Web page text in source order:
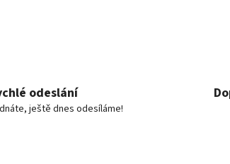
odeslání
ještě dnes odesíláme!